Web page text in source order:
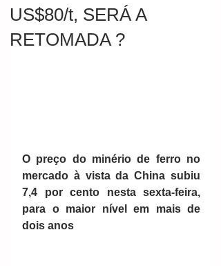
US$80/t, SERÁ A
RETOMADA ?
O preço do minério de ferro no
mercado à vista da China subiu
7,4 por cento nesta sexta-feira,
para o maior nível em mais de
dois anos